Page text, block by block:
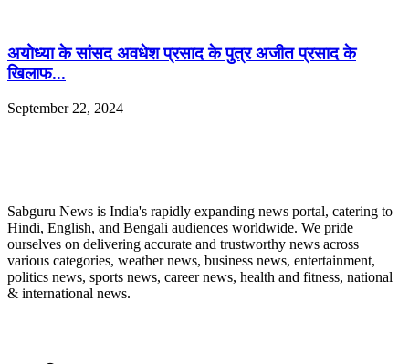
अयोध्या के सांसद अवधेश प्रसाद के पुत्र अजीत प्रसाद के
खिलाफ...
September 22, 2024
Sabguru News is India's rapidly expanding news portal, catering to
Hindi, English, and Bengali audiences worldwide. We pride
ourselves on delivering accurate and trustworthy news across
various categories, weather news, business news, entertainment,
politics news, sports news, career news, health and fitness, national
& international news.